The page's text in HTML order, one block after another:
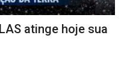
atinge hoje sua